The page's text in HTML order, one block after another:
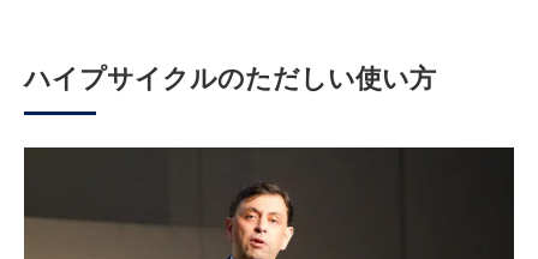
ハイプサイクルのただしい使い方